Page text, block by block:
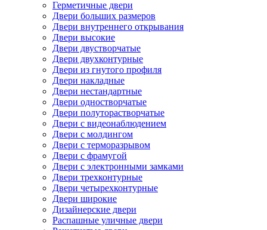
Герметичные двери
Двери больших размеров
Двери внутреннего открывания
Двери высокие
Двери двустворчатые
Двери двухконтурные
Двери из гнутого профиля
Двери накладные
Двери нестандартные
Двери одностворчатые
Двери полуторастворчатые
Двери с видеонаблюдением
Двери с молдингом
Двери с терморазрывом
Двери с фрамугой
Двери с электронными замками
Двери трехконтурные
Двери четырехконтурные
Двери широкие
Дизайнерские двери
Распашные уличные двери